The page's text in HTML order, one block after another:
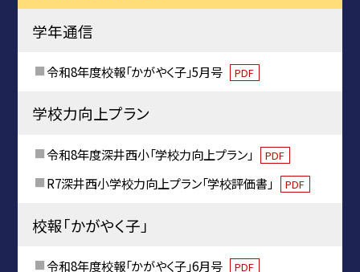
学年通信
令和8年度校報「かがやく子」5月号 PDF
学校力向上プラン
令和8年度深井西小「学校力向上プラン」 PDF
R7深井西小学校力向上プラン「学校評価書」 PDF
校報「かがやく子」
令和8年度校報「かがやく子」6月号 PDF